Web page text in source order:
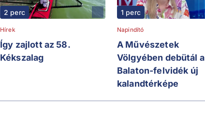
2 perc
Hírek
Így zajlott az 58.
Kékszalag
1 perc
Napindító
A Művészetek
Völgyében debütál a
Balaton-felvidék új
kalandtérképe